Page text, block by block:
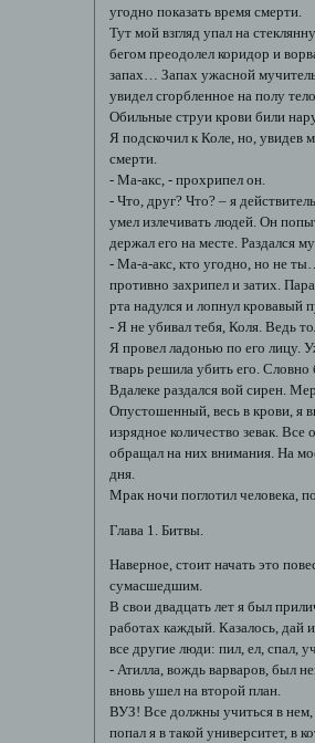
угодно показать время смерти.
Тут мой взгляд упал на
бегом преодолел коридор и
запах… Запах ужасной
увидел сгорбленное на полу
Обильные струи крови били
Я подскочил к Коле, но, увидев
смерти.
- Ма-акс, - прохрипел он.
- Что, друг? Что? – я
умел излечивать людей. Он
держал его на месте. Раздался
- Ма-а-акс, кто угодно, но не
противно захрипел и затих.
рта надулся и лопнул кровавый
- Я не убивал тебя, Коля. Ведь
Я провел ладонью по его лицу.
тварь решила убить его.
Вдалеке раздался вой сирен.
Опустошенный, весь в крови, я
изрядное количество зевак.
обращал на них внимания. На
дня.
Мрак ночи поглотил человека,
Глава 1. Битвы.
Наверное, стоит начать это
сумасшедшим.
В свои двадцать лет я был
работах каждый. Казалось, дай
все другие люди: пил, ел, спал,
- Атилла, вождь варваров, был
вновь ушел на второй план.
ВУЗ! Все должны учиться в
попал я в такой университет, в